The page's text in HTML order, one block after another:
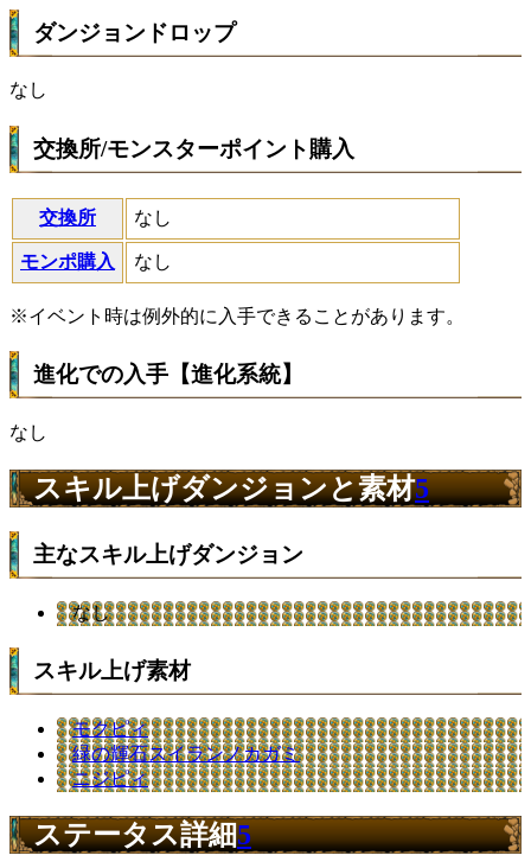
ダンジョンドロップ
なし
交換所/モンスターポイント購入
交換所 なし
モンポ購入 なし
※イベント時は例外的に入手できることがあります。
進化での入手【進化系統】
なし
スキル上げダンジョンと素材5
主なスキル上げダンジョン
なし
スキル上げ素材
モクピィ
緑の輝石スイランノカガミ
ニジピィ
ステータス詳細5